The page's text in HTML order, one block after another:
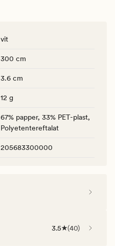
vit
300 cm
3.6 cm
12 g
67% papper, 33% PET-plast,
Polyetentereftalat
205683300000
3.5 (40)